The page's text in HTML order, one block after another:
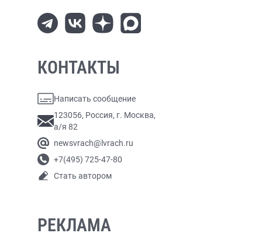
КОНТАКТЫ
Написать сообщение
123056, Россия, г. Москва,
а/я 82
newsvrach@lvrach.ru
+7(495) 725-47-80
Стать автором
РЕКЛАМА